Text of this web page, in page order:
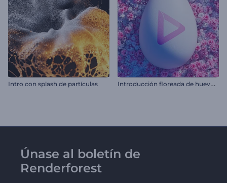
Intro con splash de partículas I
ntroducción floreada de huevos de pascua
Únase al boletín de
Renderforest